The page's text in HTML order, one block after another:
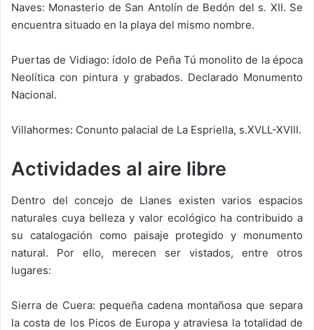
Naves: Monasterio de San Antolín de Bedón del s. XII. Se
encuentra situado en la playa del mismo nombre.
Puertas de Vidiago: ídolo de Peña Tú monolito de la época
Neolítica con pintura y grabados. Declarado Monumento
Nacional.
Villahormes: Conunto palacial de La Espriella, s.XVLL-XVIII.
Actividades al aire libre
Dentro del concejo de Llanes existen varios espacios
naturales cuya belleza y valor ecológico ha contribuido a
su catalogación como paisaje protegido y monumento
natural. Por ello, merecen ser vistados, entre otros
lugares:
Sierra de Cuera: pequeña cadena montañosa que separa
la costa de los Picos de Europa y atraviesa la totalidad de